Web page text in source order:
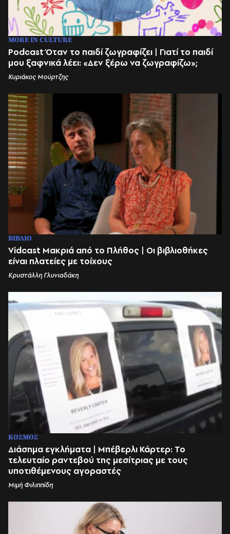
MORE IN CULTURE
Podcast Όταν το παιδί ζωγραφίζει | Γιατί το παιδί
μου ξαφνικά λέει: «Δεν ξέρω να ζωγραφίζω»;
Κυριάκος Μούρτζης
ΒΙΒΛΙΟ
Vidcast Μακριά από το Πλήθος | Οι βιβλιοθήκες
είναι πλατείες με τοίχους
Κρυστάλλη Γλυνιαδάκη
ΚΟΣΜΟΣ
Διάσημα εγκλήματα | Μπέβερλι Κάρτερ: Το
τελευταίο ραντεβού της μεσίτριας με τους
υποτιθέμενους αγοραστές
Μιμή Φιλιππίδη